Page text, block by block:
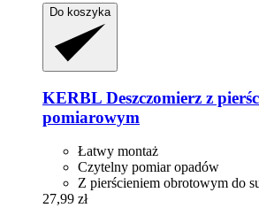
Do koszyka
KERBL Deszczomierz z
pomiarowym
Łatwy montaż
Czytelny pomiar opadów
Z pierścieniem obrotowym do
27,99 zł